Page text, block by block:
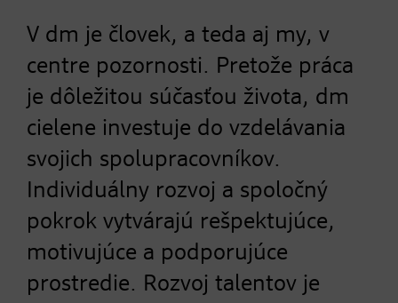
V dm je človek, a teda aj my, v
centre pozornosti. Pretože práca
je dôležitou súčasťou života, dm
cielene investuje do vzdelávania
svojich spolupracovníkov.
Individuálny rozvoj a spoločný
pokrok vytvárajú rešpektujúce,
motivujúce a podporujúce
prostredie. Rozvoj talentov je